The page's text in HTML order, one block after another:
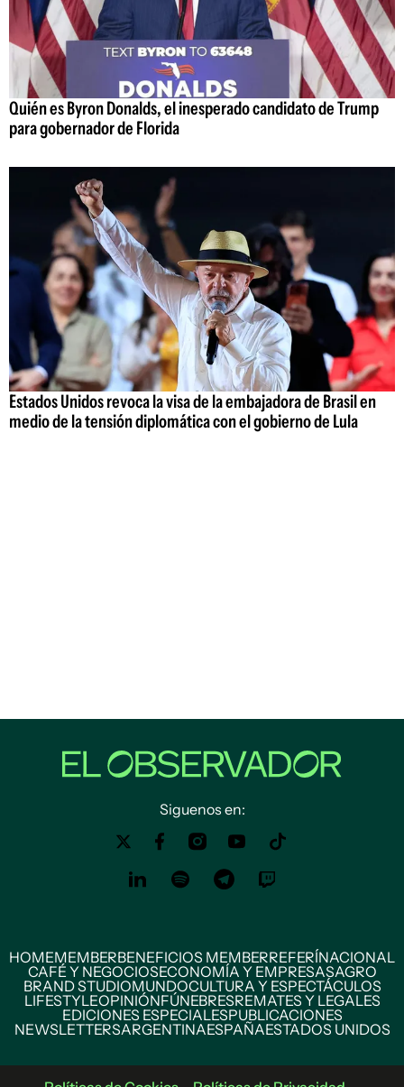
Quién es Byron Donalds, el inesperado candidato de Trump
para gobernador de Florida
Estados Unidos revoca la visa de la embajadora de Brasil en
medio de la tensión diplomática con el gobierno de Lula
Siguenos en:
HOMEMEMBERBENEFICIOS MEMBERREFERÍNACIONAL
CAFÉ Y NEGOCIOSECONOMÍA Y EMPRESASAGRO
BRAND STUDIOMUNDOCULTURA Y ESPECTÁCULOS
LIFESTYLEOPINIÓNFÚNEBRESREMATES Y LEGALES
EDICIONES ESPECIALESPUBLICACIONES
NEWSLETTERSARGENTINAESPAÑAESTADOS UNIDOS